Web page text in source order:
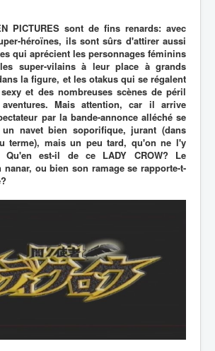
PICTURES sont de fins renards: avec
héroïnes, ils sont sûrs d'attirer aussi
qui aprécient les personnages féminins
super-vilains à leur place à grands
la figure, et les otakus qui se régalent
et des nombreuses scènes de péril
Mais attention, car il arrive
par la bande-annonce alléché se
un navet bien soporifique, jurant (dans
terme), mais un peu tard, qu'on ne l'y
Qu'en est-il de ce LADY CROW? Le
ou bien son ramage se rapporte-t-